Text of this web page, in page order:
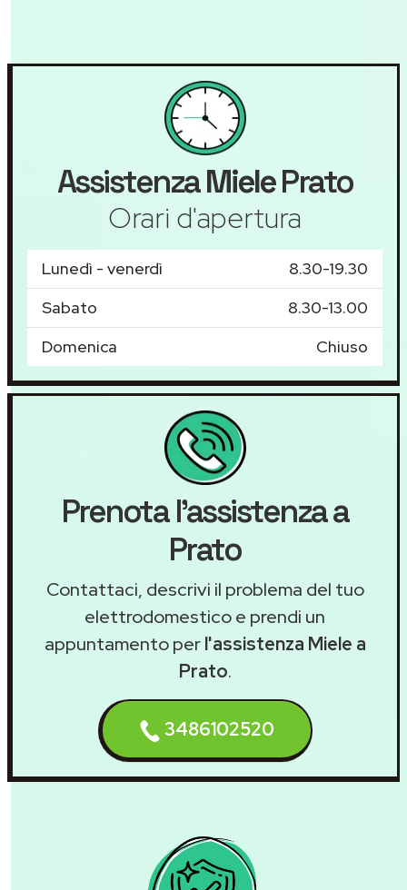
AssistenzaMielePrato
Orari d'apertura
Lunedì - venerdì
8.30-19.30
Sabato
8.30-13.00
Domenica
Chiuso
Prenota l'assistenza a
Prato
Contattaci, descrivi il problema del tuo
elettrodomestico e prendi un
appuntamento perl'assistenza Miele a
Prato.
3486102520